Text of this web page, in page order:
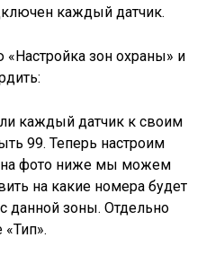
каждый датчик.
зон охраны» и
каждый датчик к своим
99. Теперь настроим
на фото ниже мы можем
на какие номера будет
данной зоны. Отдельно
«Тип».